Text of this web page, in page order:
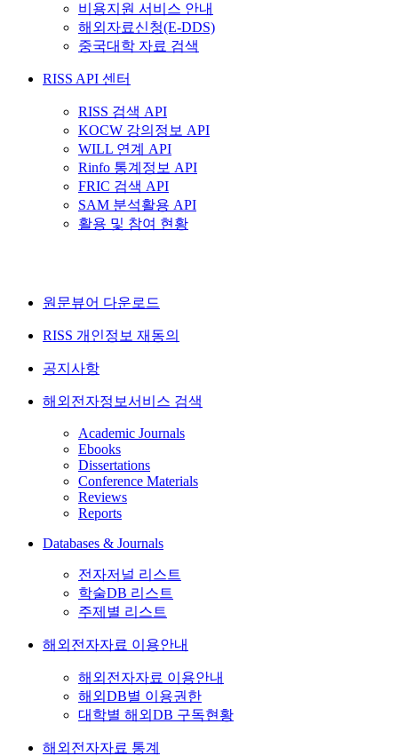
비용지원 서비스 안내
해외자료신청(E-DDS)
중국대학 자료 검색
RISS API 센터
RISS 검색 API
KOCW 강의정보 API
WILL 연계 API
Rinfo 통계정보 API
FRIC 검색 API
SAM 분석활용 API
활용 및 참여 현황
원문뷰어 다운로드
RISS 개인정보 재동의
공지사항
해외전자정보서비스 검색
Academic Journals
Ebooks
Dissertations
Conference Materials
Reviews
Reports
Databases & Journals
전자저널 리스트
학술DB 리스트
주제별 리스트
해외전자자료 이용안내
해외전자자료 이용안내
해외DB별 이용권한
대학별 해외DB 구독현황
해외전자자료 통계